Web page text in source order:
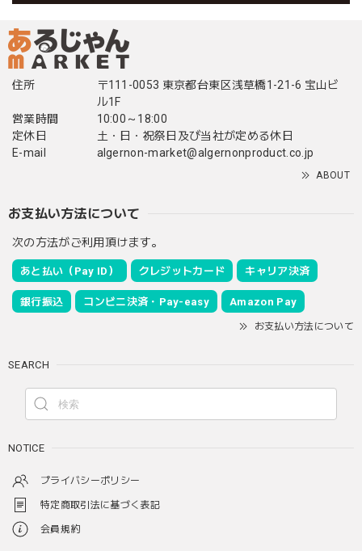
住所
〒111-0053 東京都台東区浅草橋1-21-6 宝山ビ
ル1F
営業時間
10:00～18:00
定休日
土・日・祝祭日及び当社が定める休日
E-mail
algernon-market@algernonproduct.co.jp
ABOUT
お支払い方法について
次の方法がご利用頂けます。
あと払い（Pay ID） クレジットカード キャリア決済
銀行振込 コンビニ決済・Pay-easy Amazon Pay
お支払い方法について
SEARCH
NOTICE
プライバシーポリシー
特定商取引法に基づく表記
会員規約